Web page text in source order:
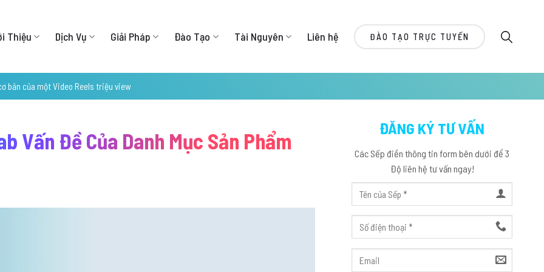
Thiệu Dịch Vụ Giải Pháp Đào Tạo Tài Nguyên Liên hệ ĐÀO TẠO TRỰC TUYẾN
bản của một Video Reels triệu view
Vấn Đề Của Danh Mục Sản Phẩm
ĐĂNG KÝ TƯ VẤN
Các Sếp điền thông tin form bên dưới để 3
Độ liên hệ tư vấn ngay!